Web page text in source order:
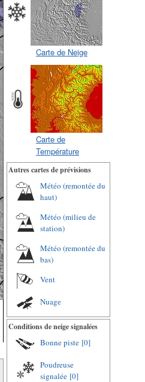
Carte de Neige
Carte de
Température
Autres cartes de prévisions
Météo (remontée du
haut)
Météo (milieu de
station)
Météo (remontée du
bas)
Vent
Nuage
Conditions de neige signalées
Bonne piste [0]
Poudreuse
signalée [0]